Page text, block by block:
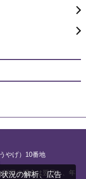
やげ）10番地
日の場合は翌日）、年
況の解析、広告